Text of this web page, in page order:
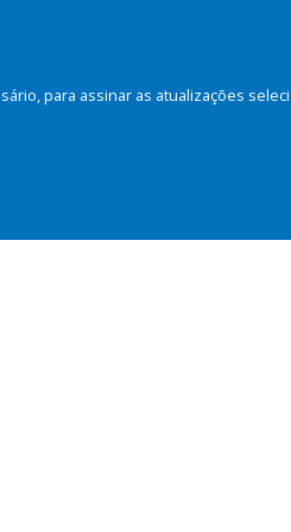
para assinar as atualizações